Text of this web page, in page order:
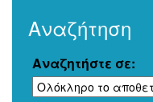
Αναζήτηση
Αναζητήστε σε: